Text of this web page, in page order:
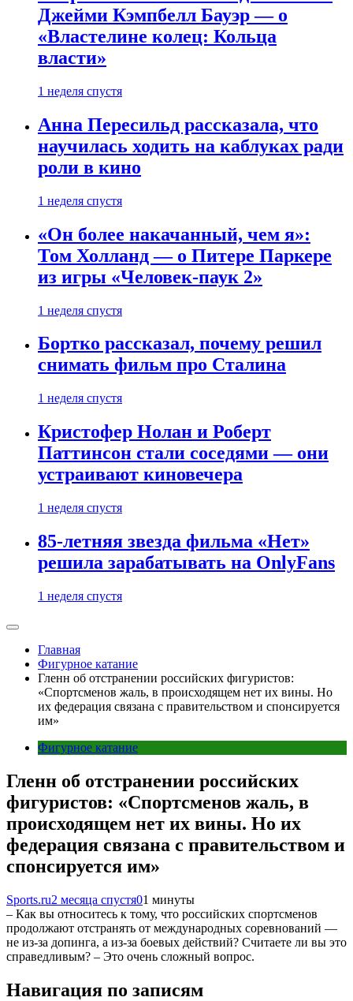
Джейми Кэмпбелл Бауэр — о
«Властелине колец: Кольца
власти»
1 неделя спустя
Анна Пересильд рассказала, что
научилась ходить на каблуках ради
роли в кино
1 неделя спустя
«Он более накачанный, чем я»:
Том Холланд — о Питере Паркере
из игры «Человек-паук 2»
1 неделя спустя
Бортко рассказал, почему решил
снимать фильм про Сталина
1 неделя спустя
Кристофер Нолан и Роберт
Паттинсон стали соседями — они
устраивают киновечера
1 неделя спустя
85-летняя звезда фильма «Нет»
решила зарабатывать на OnlyFans
1 неделя спустя
Главная
Фигурное катание
Гленн об отстранении российских фигуристов:
«Спортсменов жаль, в происходящем нет их вины. Но
их федерация связана с правительством и спонсируется
им»
Фигурное катание
Гленн об отстранении российских
фигуристов: «Спортсменов жаль, в
происходящем нет их вины. Но их
федерация связана с правительством и
спонсируется им»
Sports.ru2 месяца спустя01 минуты
– Как вы относитесь к тому, что российских спортсменов
продолжают отстранять от международных соревнований —
не из-за допинга, а из-за боевых действий? Считаете ли вы это
справедливым? – Это очень сложный вопрос.
Навигация по записям